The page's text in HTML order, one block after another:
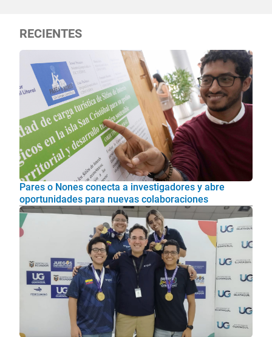
RECIENTES
Pares o Nones conecta a investigadores y abre
oportunidades para nuevas colaboraciones